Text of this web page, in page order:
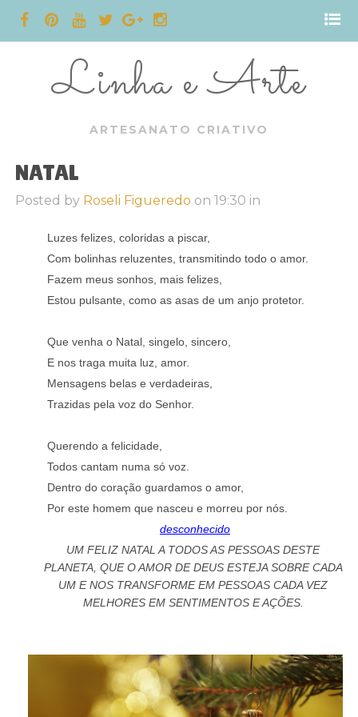
Linha e Arte
ARTESANATO CRIATIVO
NATAL
Posted by Roseli Figueredo on19:30 in
Luzes felizes, coloridas a piscar,
Com bolinhas reluzentes, transmitindo todo o amor.
Fazem meus sonhos, mais felizes,
Estou pulsante, como as asas de um anjo protetor.
Que venha o Natal, singelo, sincero,
E nos traga muita luz, amor.
Mensagens belas e verdadeiras,
Trazidas pela voz do Senhor.
Querendo a felicidade,
Todos cantam numa só voz.
Dentro do coração guardamos o amor,
Por este homem que nasceu e morreu por nós.
desconhecido
UM FELIZ NATAL A TODOS AS PESSOAS DESTE
PLANETA, QUE O AMOR DE DEUS ESTEJA SOBRE CADA
UM E NOS TRANSFORME EM PESSOAS CADA VEZ
MELHORES EM SENTIMENTOS E AÇÕES.